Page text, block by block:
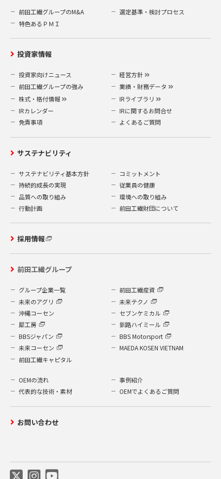
前田工繊グループのM&A
選定基準・検討プロセス
特色あるＰＭＩ
投資家情報
投資家向けニュース
経営方針
前田工繊グループの強み
業績・財務データ
株式・格付情報
IRライブラリ
IRカレンダー
IRに関するお問合せ
免責事項
よくあるご質問
サステナビリティ
サステナビリティ基本方針
コミットメント
持続的成長の実現
従業員の健康
品質への取り組み
環境への取り組み
行動計画
前田工繊財団について
採用情報
前田工繊グループ
グループ企業一覧
前田工繊産資
未来のアグリ
未来テクノ
沖縄コーセン
セブンケミカル
犀工房
釧路ハイミール
BBSジャパン
BBS Motorsport
未来コーセン
MAEDA KOSEN VIETNAM
前田工繊キャピタル
OEMの流れ
事例紹介
代表的な技術・素材
OEMでよくあるご質問
お問い合わせ